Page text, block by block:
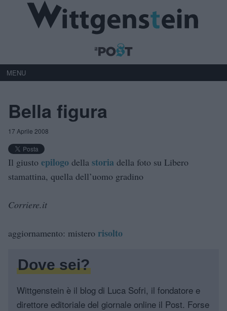
MENU
Bella figura
17 Aprile 2008
Il giusto epilogo della storia della foto su Libero
stamattina, quella dell’uomo gradino
Corriere.it
aggiornamento: mistero risolto
Dove sei?
Wittgenstein è il blog di Luca Sofri, il fondatore e
direttore editoriale del giornale online il Post. Forse